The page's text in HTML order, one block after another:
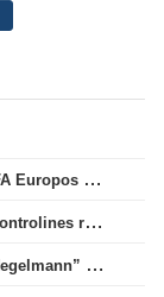
„Gintra“ nustelbė Rygos klubą ir tęs kovas UEFA Europos taurės atrankoje
Vaikinų U15 rinktinė Taline sužaidė pirmąsias kontrolines rungtynes
Kristupas–Algirdas Padegimas sugrįžta į FC „Hegelmann” B sudėtį